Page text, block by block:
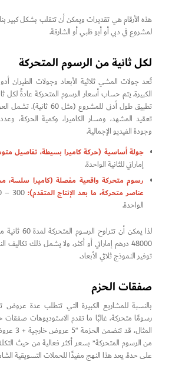
هذه الأرقام هي تقديرات ويمكن أن تتقلب بشكل كبير
لمشروع في دبي أو أبو ظبي أو الشارقة.
لكل ثانية من الرسوم المتحركة
تُعد جولات المشي ثلاثية الأبعاد وجولات الطيران
الكبيرة. يتم حساب أسعار الرسوم المتحركة عادةً لكل
تطبيق طول أدنى للمشروع
تعقيد المشهد، ومسار الكاميرا، وكمية الحركة،
وجودة الفيديو الإجمالية.
جولة أساسية (حركة كاميرا بسيطة، تفاصيل
إماراتي للثانية الواحدة.
رسوم متحركة واقعية مفصلة (كاميرا سلسة،
عناصر متحركة، ما بعد الإنتاج المتقدم):
الواحدة.
48000 درهم إماراتي أو أكثر، ولا يشمل ذلك تكاليف
توفير النموذج ثلاثي الأبعاد.
صفقات الحزم
بالنسبة للمشاريع الكبيرة التي تتطلب عدة عروض
رسومًا متحركة، غالبًا ما تقدم الاستوديوهات
المثال،
من الرسوم المتحركة” بسعر أكثر فعالية من حيث
على حدة. يعد هذا النهج مفيدًا للحملات التسويقية